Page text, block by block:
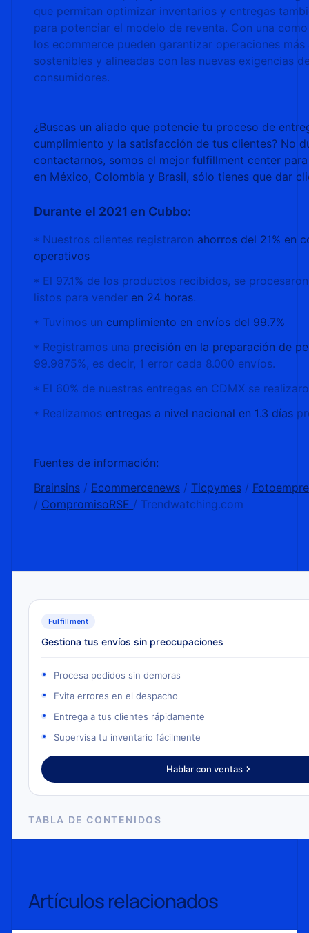
que permitan optimizar inventarios y entregas
para potenciar el modelo de reventa. Con una
los ecommerce pueden garantizar operaciones más
sostenibles y alineadas con las nuevas exigencias
consumidores.
¿Buscas un aliado que potencie tu proceso de
cumplimiento y la satisfacción de tus clientes? No
contactarnos, somos el mejor fulfillment center
en México, Colombia y Brasil, sólo tienes que dar
Durante el 2021 en Cubbo:
* Nuestros clientes registraron ahorros del 21% en
operativos
* El 97.1% de los productos recibidos, se
listos para vender en 24 horas.
* Tuvimos un cumplimiento en envíos del 99.7%
* Registramos una precisión en la preparación de
99.9875%, es decir, 1 error cada 8.000 envíos.
* El 60% de nuestras entregas en CDMX se
* Realizamos entregas a nivel nacional en 1.3 días
Fuentes de información:
Brainsins / Ecommercenews / Ticpymes /
/ CompromisoRSE / Trendwatching.com
Fulfillment
Gestiona tus envíos sin preocupaciones
Procesa pedidos sin demoras
Evita errores en el despacho
Entrega a tus clientes rápidamente
Supervisa tu inventario fácilmente
Hablar con ventas
TABLA DE CONTENIDOS
Artículos relacionados